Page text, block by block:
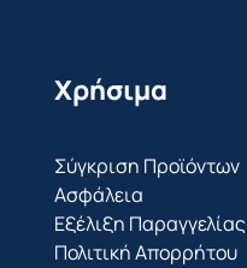
Χρήσιμα
Σύγκριση Προϊόντων
Ασφάλεια
Εξέλιξη Παραγγελίας
Πολιτική Απορρήτου